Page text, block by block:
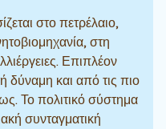
στο πετρέλαιο,
στη
Επιπλέον
δύναμη και από τις πιο
Το πολιτικό σύστημα
συνταγματική